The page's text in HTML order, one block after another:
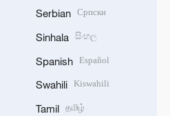
Serbian Српски
Sinhala සිංහල
Spanish Español
Swahili Kiswahili
Tamil தமிழ்